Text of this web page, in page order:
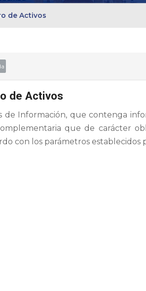
de Activos
de Activos
de Información, que contenga
que de carácter
con los parámetros